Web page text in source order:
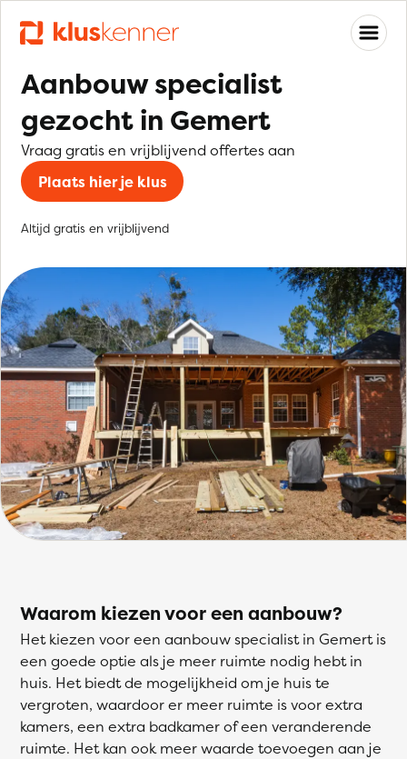
Aanbouw specialist
gezocht in Gemert
Vraag gratis en vrijblijvend offertes aan
Plaats hier je klus
Altijd gratis en vrijblijvend
Waarom kiezen voor een aanbouw?
Het kiezen voor een aanbouw specialist in Gemert is
een goede optie als je meer ruimte nodig hebt in
huis. Het biedt de mogelijkheid om je huis te
vergroten, waardoor er meer ruimte is voor extra
kamers, een extra badkamer of een veranderende
ruimte. Het kan ook meer waarde toevoegen aan je